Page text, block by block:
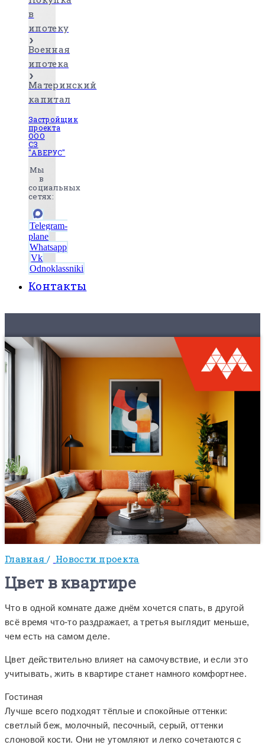
в
ипотеку
Военная
ипотека
Материнский
капитал
Застройщик
проекта
ООО
СЗ
"АВЕРУС"
Мы
в
социальных
сетях:
Telegram-
plane
Whatsapp
Vk
Odnoklassniki
Контакты
Главная/ Новости проекта
Цвет в квартире
Что в одной комнате даже днём хочется спать, в другой
всё время что-то раздражает, а третья выглядит меньше,
чем есть на самом деле.
Цвет действительно влияет на самочувствие, и если это
учитывать, жить в квартире станет намного комфортнее.
Гостиная
Лучше всего подходят тёплые и спокойные оттенки:
светлый беж, молочный, песочный, серый, оттенки
слоновой кости. Они не утомляют и легко сочетаются с